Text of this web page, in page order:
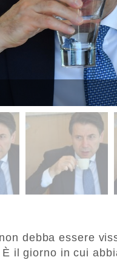
debba essere
il giorno in cui